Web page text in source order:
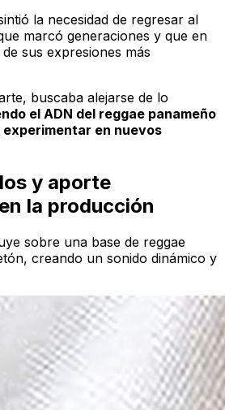
la necesidad de regresar al
marcó generaciones y que en
sus expresiones más
buscaba alejarse de lo
el ADN del reggae panameño
en nuevos
y aporte
la producción
sobre una base de reggae
creando un sonido dinámico y